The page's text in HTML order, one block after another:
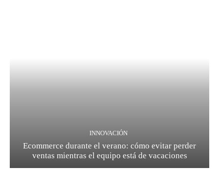
INNOVACIÓN
Ecommerce durante el verano: cómo evitar perder
ventas mientras el equipo está de vacaciones